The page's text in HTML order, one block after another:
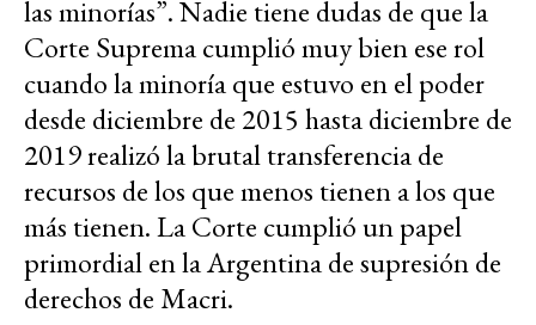
las minorías”. Nadie tiene dudas de que la
Corte Suprema cumplió muy bien ese rol
cuando la minoría que estuvo en el poder
desde diciembre de 2015 hasta diciembre de
2019 realizó la brutal transferencia de
recursos de los que menos tienen a los que
más tienen. La Corte cumplió un papel
primordial en la Argentina de supresión de
derechos de Macri.